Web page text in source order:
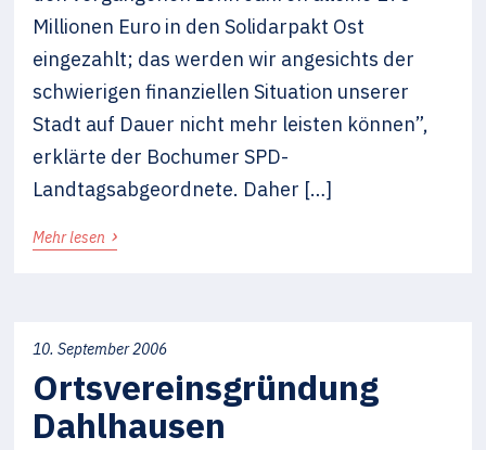
Millionen Euro in den Solidarpakt Ost
eingezahlt; das werden wir angesichts der
schwierigen finanziellen Situation unserer
Stadt auf Dauer nicht mehr leisten können”,
erklärte der Bochumer SPD-
Landtagsabgeordnete. Daher […]
Mehr lesen ›
10. September 2006
Ortsvereinsgründung
Dahlhausen